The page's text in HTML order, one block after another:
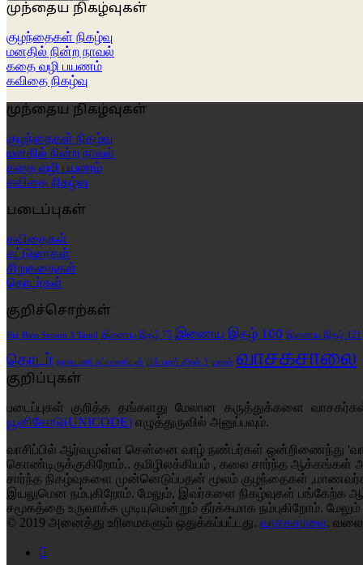
முந்தைய நிகழ்வுகள்
குழந்தைகள் நிகழ்வு
மனதில் நின்ற நாவல்
கதை வழி பயணம்
கவிதை நிகழ்வு
முந்தைய நிகழ்வுகள்
குழந்தைகள் நிகழ்வு
மனதில் நின்ற நாவல்
கதை வழி பயணம்
கவிதை நிகழ்வு
படைப்புகள்
கவிதைகள்
கட்டுரைகள்
சிறுகதைகள்
தொடர்கள்
குறிச்சொற்கள்
Big Boss Season 3 Tamil இணைய இதழ் 75 இணைய இதழ் 100 இணைய இதழ் 121
தொடர் நாராயணி சுப்ரமணியன் பிக் பாஸ் சீசன் 3 வளன் வாசகசாலை
குறிப்புகள்
படைப்புகள் குறித்த தங்களது மேலான கருத்துக்களை
யூனிகோடு(UNICODE) எழுத்துருவில் அனுப்பவும்.
வாசிப்பில் ஆர்வமுள்ள சென்னை வாழ் நண்பர்கள் ஒன்றிணைந்து
கொண்டிருக்குகிறோம்.. தமிழிலக்கியம் , கலை சார்ந்த ஆக்கங்கள்
சார்ந்த நிகழ்வுகளை முன்னெடுப்பதன் மூலம் குழந்தைகள்
இயலுமென நம்புகிறோம். மேலும், இவர்களை நிகழ்வுகள் பங்கேற்க
சமூகத்தை உருவாக்க முடியுமென்றும் தீர்க்கமாக நம்புகிறோம்.
© 2019 அனைத்து உரிமைகளும் ஒதுக்கப்பட்டது. வாசகசாலை.